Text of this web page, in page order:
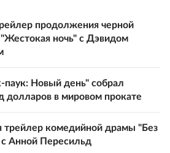
продолжения черной
ночь" с Дэвидом
паук: Новый день" собрал
долларов в мировом прокате
трейлер комедийной драмы "Без
с Анной Пересильд